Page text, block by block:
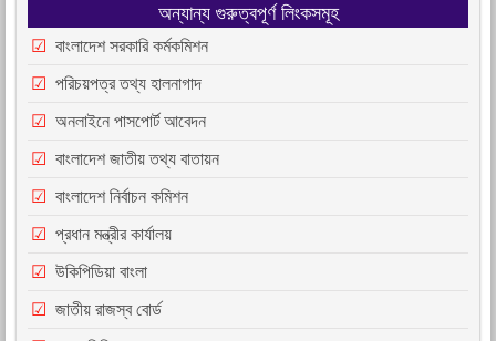
অন্যান্য গুরুত্বপূর্ণ লিংকসমূহ
বাংলাদেশ সরকারি কর্মকমিশন
পরিচয়পত্র তথ্য হালনাগাদ
অনলাইনে পাসপোর্ট আবেদন
বাংলাদেশ জাতীয় তথ্য বাতায়ন
বাংলাদেশ নির্বাচন কমিশন
প্রধান মন্ত্রীর কার্যালয়
উকিপিডিয়া বাংলা
জাতীয় রাজস্ব বোর্ড